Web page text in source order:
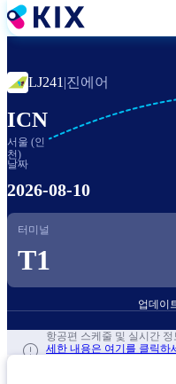
주
요
텐
츠
건
너
뛰
기
LJ241 |진에어
ICN
서울 (인
천)
날짜
2026-08-10
터미널
T1
업데이
항
항공편 스케줄 및 실시간
세한 내용은 여기를 클릭하